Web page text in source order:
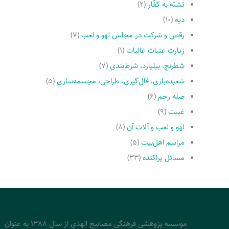
تشبّه به کفّار (۲)
دیه(۱۰)
رقص و شرکت در مجلس لهو و لعب(۷)
زیارت عتبات عالیات(۱)
شطرنج، بیلیارد، شرط‌بندی(۷)
شعبده‌بازی، فال‌گیری، طراحی، مجسمه‌سازی(۵)
صله رحم(۶)
غیبت(۹)
لهو و لعب و آلات آن(۸)
مراسم اهل‌بیت(۵)
مسائل پراکنده(۳۳)
موسسه پژوهشی فرهنگی مصابیح الهدی از سال 1388 به عنوان